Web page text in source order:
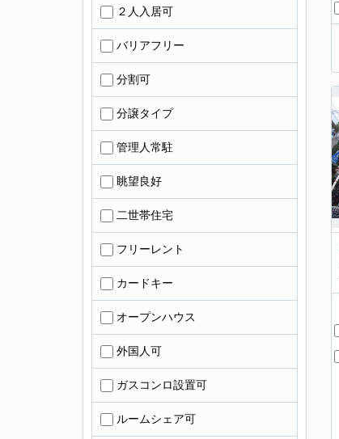
２人入居可
バリアフリー
分割可
分譲タイプ
管理人常駐
眺望良好
二世帯住宅
フリーレント
カードキー
オープンハウス
外国人可
ガスコンロ設置可
ルームシェア可